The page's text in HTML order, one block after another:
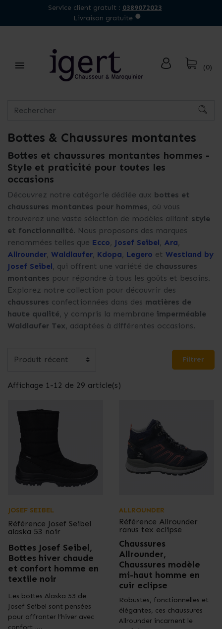
Service client gratuit : 0389072023
Livraison gratuite
 (0)
Bottes & Chaussures montantes
Bottes et chaussures montantes hommes -
Style et praticité pour toutes les
occasions
Découvrez notre catégorie dédiée aux bottes et
chaussures montantes pour hommes, où vous
trouverez une vaste sélection de modèles alliant style
et fonctionnalité. Nous proposons des marques
renommées telles que Ecco, Josef Seibel, Ara,
Allrounder, Waldlaufer, Kdopa, Legero et Westland by
Josef Seibel, qui offrent une variété de chaussures
montantes pour répondre à tous les goûts et besoins.
Explorez notre collection pour découvrir des
chaussures confectionnées dans des matières de
haute qualité, y compris la membrane imperméable
Waldlaufer Tex, adaptées à différentes occasions.
Filtrer
Affichage 1-12 de 29 article(s)
JOSEF SEIBEL
Référence Josef Seibel
alaska 53 noir
Bottes Josef Seibel,
Bottes hiver chaude
et confort homme en
textile noir
Les bottes Alaska 53 de
Josef Seibel sont pensées
pour affronter l’hiver avec
confort ,...
ALLROUNDER
Référence Allrounder
ranus tex eclipse
Chaussures
Allrounder,
Chaussures modèle
mi-haut homme en
cuir eclipse
Robustes, fonctionnelles et
élégantes, ces chaussures
Allrounder incarnent le